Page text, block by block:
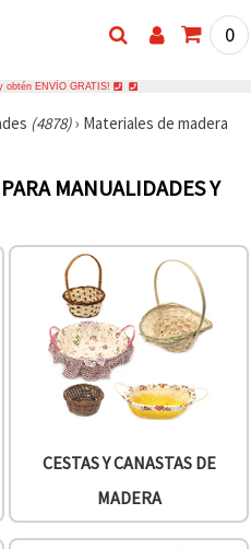
0
obtén ENVÍO GRATIS!
(4878)› Materiales de madera
MANUALIDADES Y
CESTAS Y CANASTAS DE
MADERA